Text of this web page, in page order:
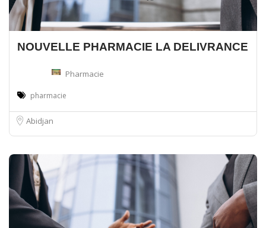
NOUVELLE PHARMACIE LA DELIVRANCE
Pharmacie
pharmacie
Abidjan